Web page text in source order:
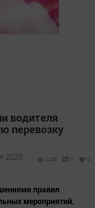
водителя
перевозку
2020 -
2405 0 0
правил
мероприятий.